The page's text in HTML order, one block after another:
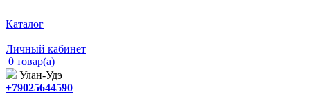
Каталог
Личный кабинет
0 товар(а)
Улан-Удэ
+79025644590